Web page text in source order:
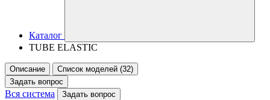
Каталог
TUBE ELASTIC
Описание
Список моделей (32)
Задать вопрос
Вся система Задать вопрос